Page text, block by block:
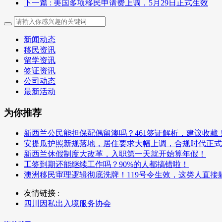
下一篇 : 美国多项移民申请费上调，5月29日正式生效
新闻动态
移民资讯
留学资讯
签证资讯
公司动态
最新活动
为你推荐
新西兰公民能担保配偶留澳吗？461签证解析，建议收藏！
安提瓜护照新规落地，居住要求大幅上调，合规时代正式
新西兰休假制度大改革，入职第一天就开始算年假！
工签到期还能继续工作吗？90%的人都搞错啦！
澳洲移民审理逻辑彻底洗牌！119号令生效，这类人直接
友情链接 :
四川因私出入境服务协会